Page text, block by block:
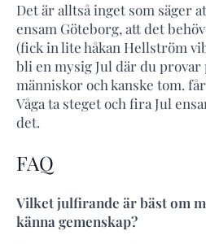
Det är alltså inget som säger
ensam Göteborg, att det
(fick in lite håkan Hellström
bli en mysig Jul där du provar
människor och kanske tom.
Våga ta steget och fira Jul
det.
FAQ
Vilket julfirande är bäst om
känna gemenskap?